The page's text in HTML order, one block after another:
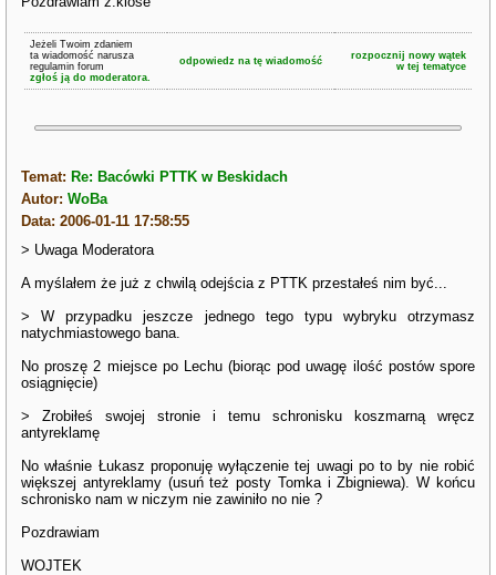
Jeżeli Twoim zdaniem
ta wiadomość narusza
regulamin forum
zgłoś ją do moderatora.
odpowiedz na tę wiadomość
rozpocznij nowy wątek
w tej tematyce
Temat: Re: Bacówki PTTK w Beskidach
Autor:WoBa
Data: 2006-01-11 17:58:55
> Uwaga Moderatora
A myślałem że już z chwilą odejścia z PTTK przestałeś nim być...
> W przypadku jeszcze jednego tego typu wybryku otrzymasz
natychmiastowego bana.
No proszę 2 miejsce po Lechu (biorąc pod uwagę ilość postów spore
osiągnięcie)
> Zrobiłeś swojej stronie i temu schronisku koszmarną wręcz
antyreklamę
No właśnie Łukasz proponuję wyłączenie tej uwagi po to by nie robić
większej antyreklamy (usuń też posty Tomka i Zbigniewa). W końcu
schronisko nam w niczym nie zawiniło no nie ?
Pozdrawiam
WOJTEK